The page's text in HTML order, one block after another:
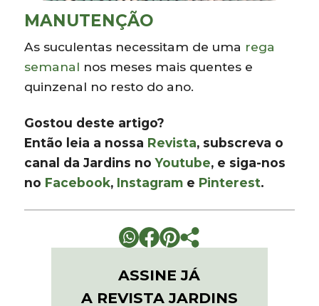
MANUTENÇÃO
As suculentas necessitam de uma rega
semanal nos meses mais quentes e
quinzenal no resto do ano.
Gostou deste artigo?
Então leia a nossa Revista, subscreva o
canal da Jardins noYoutube, e siga-nos
no Facebook, Instagram e Pinterest.
ASSINE JÁ
A REVISTA JARDINS